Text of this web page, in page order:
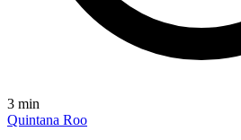
3 min
Quintana Roo